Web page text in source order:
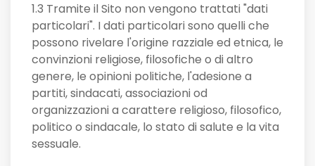
1.3 Tramite il Sito non vengono trattati "dati
particolari". I dati particolari sono quelli che
possono rivelare l'origine razziale ed etnica, le
convinzioni religiose, filosofiche o di altro
genere, le opinioni politiche, l'adesione a
partiti, sindacati, associazioni od
organizzazioni a carattere religioso, filosofico,
politico o sindacale, lo stato di salute e la vita
sessuale.